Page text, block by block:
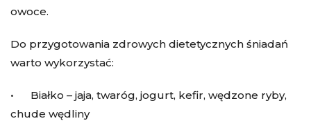
owoce.
Do przygotowania zdrowych dietetycznych śniadań
warto wykorzystać:
• Białko – jaja, twaróg, jogurt, kefir, wędzone ryby,
chude wędliny